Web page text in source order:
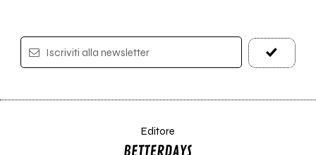
Iscriviti alla newsletter
Editore